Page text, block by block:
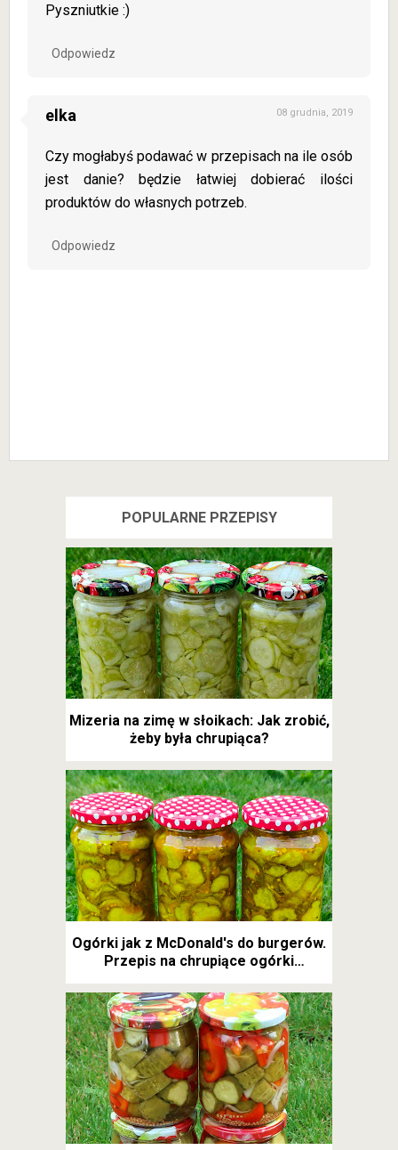
Pyszniutkie :)
Odpowiedz
elka 08 grudnia, 2019
Czy mogłabyś podawać w przepisach na ile osób
jest danie? będzie łatwiej dobierać ilości
produktów do własnych potrzeb.
Odpowiedz
POPULARNE PRZEPISY
Mizeria na zimę w słoikach: Jak zrobić,
żeby była chrupiąca?
Ogórki jak z McDonald's do burgerów.
Przepis na chrupiące ogórki